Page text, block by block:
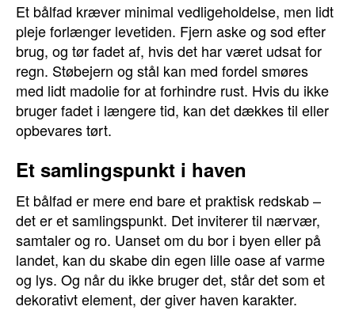
Et bålfad kræver minimal vedligeholdelse, men lidt
pleje forlænger levetiden. Fjern aske og sod efter
brug, og tør fadet af, hvis det har været udsat for
regn. Støbejern og stål kan med fordel smøres
med lidt madolie for at forhindre rust. Hvis du ikke
bruger fadet i længere tid, kan det dækkes til eller
opbevares tørt.
Et samlingspunkt i haven
Et bålfad er mere end bare et praktisk redskab –
det er et samlingspunkt. Det inviterer til nærvær,
samtaler og ro. Uanset om du bor i byen eller på
landet, kan du skabe din egen lille oase af varme
og lys. Og når du ikke bruger det, står det som et
dekorativt element, der giver haven karakter.